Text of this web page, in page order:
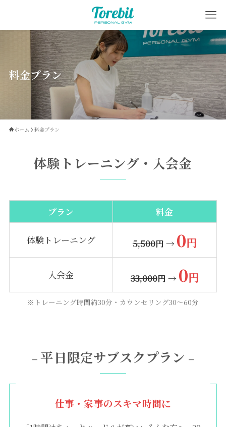
料金プラン
ホーム 料金プラン
体験トレーニング・入会金
プラン 料金
体験トレーニング 5,500円 → 0円
入会金 33,000円 → 0円
※トレーニング時間約30分・カウンセリング30〜60分
–平日限定サブスクプラン –
仕事・家事のスキマ時間に